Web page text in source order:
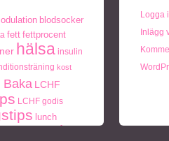
blodsocker
fett fettprocent
hälsa insulin
kost
Baka LCHF
LCHF godis
lunch
paleo
Logga
Inlägg